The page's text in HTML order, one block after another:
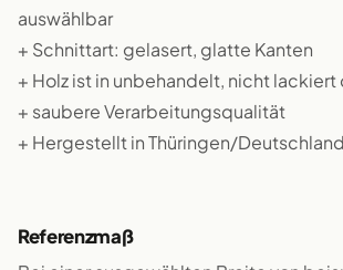
auswählbar
+ Schnittart: gelasert, glatte Kanten
+ Holz ist in unbehandelt, nicht lackiert
+ saubere Verarbeitungsqualität
+ Hergestellt in Thüringen/Deutschland
Referenzmaß